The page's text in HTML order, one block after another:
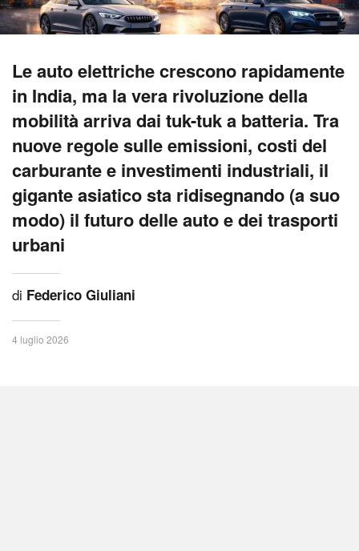
Le auto elettriche crescono rapidamente
in India, ma la vera rivoluzione della
mobilità arriva dai tuk-tuk a batteria. Tra
nuove regole sulle emissioni, costi del
carburante e investimenti industriali, il
gigante asiatico sta ridisegnando (a suo
modo) il futuro delle auto e dei trasporti
urbani
di Federico Giuliani
4 luglio 2026